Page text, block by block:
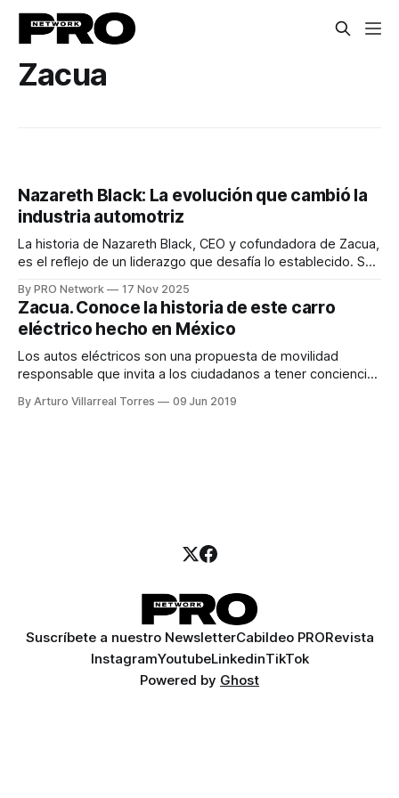
Zacua
Nazareth Black: La evolución que cambió la
industria automotriz
La historia de Nazareth Black, CEO y cofundadora de Zacua,
es el reflejo de un liderazgo que desafía lo establecido. Su
fábrica, sino en una experiencia frustrante como
consumidora. Tras recibir una mala atención al intentar
comprar su primer auto nuevo,
By PRO Network 17 Nov 2025
Zacua. Conoce la historia de este carro
eléctrico hecho en México
Los autos eléctricos son una propuesta de movilidad
responsable que invita a los ciudadanos a tener conciencia
By Arturo Villarreal Torres 09 Jun 2019
Suscríbete a nuestro NewsletterCabildeo PRORevista
InstagramYoutubeLinkedinTikTok
Powered by Ghost